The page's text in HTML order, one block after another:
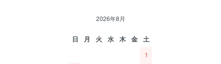
2026年8月
日 月 火 水 木 金
土
1